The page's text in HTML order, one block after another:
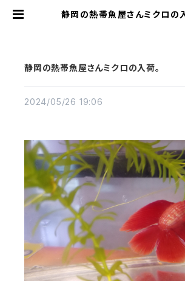
静岡の熱帯魚屋さんミクロの
静岡の熱帯魚屋さんミクロの入荷。
2024/05/26 19:06